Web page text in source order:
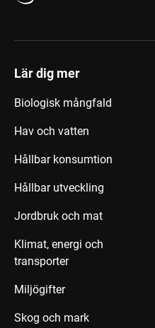
Lär dig mer
Biologisk mångfald
Hav och vatten
Hållbar konsumtion
Hållbar utveckling
Jordbruk och mat
Klimat, energi och
transporter
Miljögifter
Skog och mark